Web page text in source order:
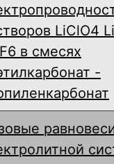
LiClO4
в смесях
-